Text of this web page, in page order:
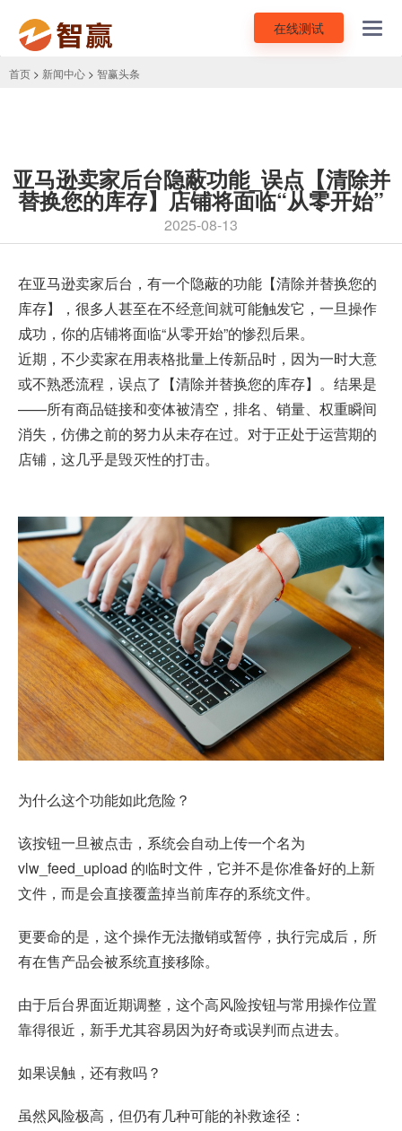
在线测试
首页 > 新闻中心 > 智赢头条
亚马逊卖家后台隐蔽功能_误点【清除并
替换您的库存】店铺将面临“从零开始”
2025-08-13
在亚马逊卖家后台 ，有一个隐蔽的功能【清除并替换您的
库存】，很多人甚至在不经意间就可能触发它，一旦操作
成功，你的店铺将面临“从零开始”的惨烈后果。
近期，不少卖家在用表格批量上传新品时，因为一时大意
或不熟悉流程，误点了【清除并替换您的库存】。结果是
——所有商品链接和变体被清空，排名、销量、权重瞬间
消失，仿佛之前的努力从未存在过。对于正处于运营期的
店铺，这几乎是毁灭性的打击。
为什么这个功能如此危险？
该按钮一旦被点击，系统会自动上传一个名为
vlw_feed_upload 的临时文件，它并不是你准备好的上新
文件，而是会直接覆盖掉当前库存的系统文件。
更要命的是，这个操作无法撤销或暂停，执行完成后，所
有在售产品会被系统直接移除。
由于后台界面近期调整，这个高风险按钮与常用操作位置
靠得很近，新手尤其容易因为好奇或误判而点进去。
如果误触，还有救吗？
虽然风险极高，但仍有几种可能的补救途径：